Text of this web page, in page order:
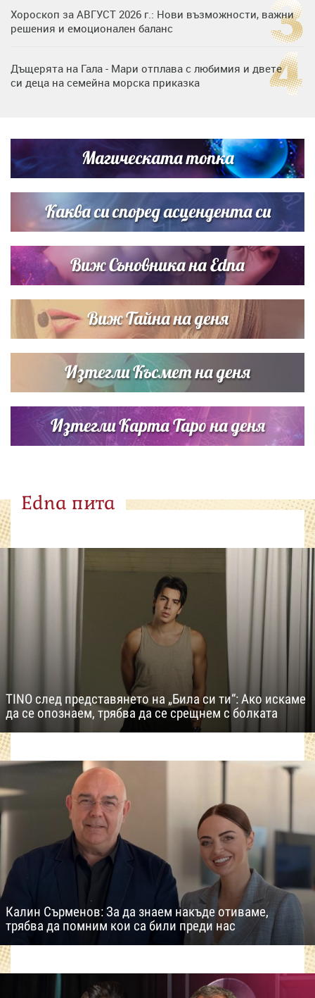
Хороскоп за АВГУСТ 2026 г.: Нови възможности, важни
решения и емоционален баланс
Дъщерята на Гала - Мари отплава с любимия и двете
си деца на семейна морска приказка
Братя Аргирови я изненадаха с песен
Магическата топка
Каква си според асцендента си
Виж Съновника на Edna
Виж Тайна на деня
Изтегли Късмет на деня
Изтегли Карта Таро на деня
Edna пита
TINO след представянето на „Била си ти“: Ако искаме
да се опознаем, трябва да се срещнем с болката
Калин Сърменов: За да знаем накъде отиваме,
трябва да помним кои са били преди нас